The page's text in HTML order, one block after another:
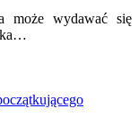
może wydawać się